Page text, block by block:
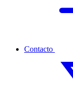
Contacto